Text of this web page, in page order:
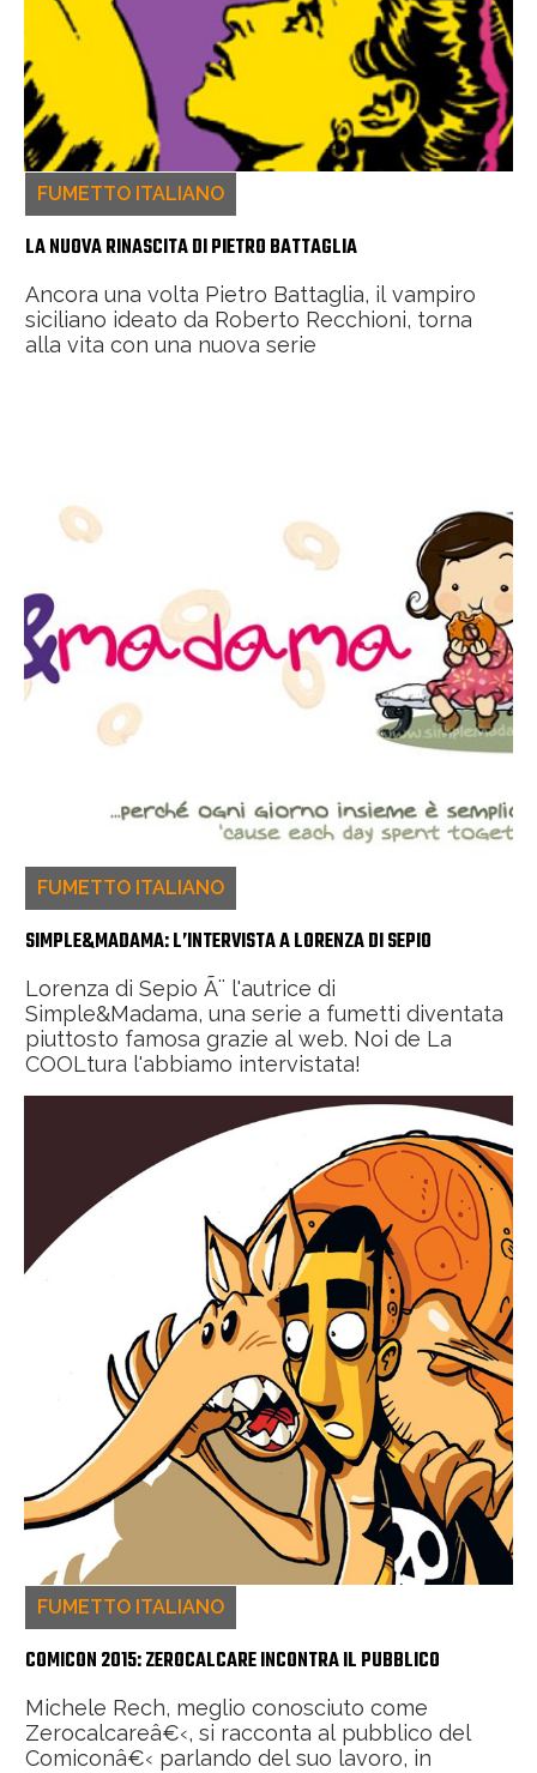
FUMETTO ITALIANO
LA NUOVA RINASCITA DI PIETRO BATTAGLIA
Ancora una volta Pietro Battaglia, il vampiro
siciliano ideato da Roberto Recchioni, torna
alla vita con una nuova serie
FUMETTO ITALIANO
SIMPLE&MADAMA: L’INTERVISTA A LORENZA DI SEPIO
Lorenza di Sepio Ã¨ l'autrice di
Simple&Madama, una serie a fumetti diventata
piuttosto famosa grazie al web. Noi de La
COOLtura l'abbiamo intervistata!
FUMETTO ITALIANO
COMICON 2015: ZEROCALCARE INCONTRA IL PUBBLICO
Michele Rech, meglio conosciuto come
Zerocalcareâ€‹, si racconta al pubblico del
Comiconâ€‹ parlando del suo lavoro, in